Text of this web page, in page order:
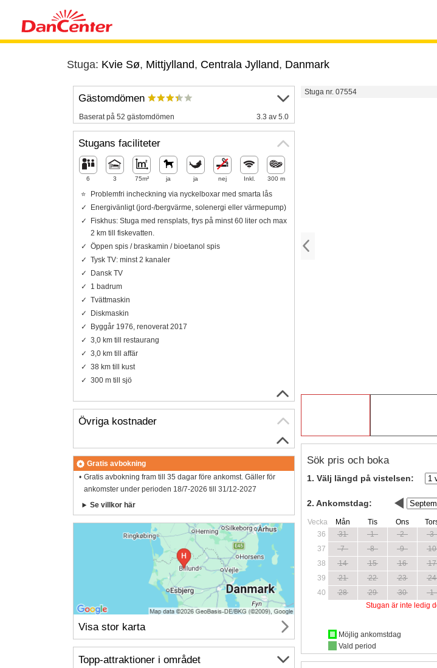
Stuga: Kvie Sø, Mittjylland, Centrala Jylland, Danmark
Stuga nr. 07554
Sök pris och boka
1. Välj längd på vistelsen:
2. Ankomstdag:
Vecka Mån Tis Ons
36
31 1 2 3
37
7 8 9 10
38
14 15 16 17
39
21 22 23 24
40
28 29 30 1
Stugan är inte ledig
Möjlig ankomstdag
Vald period
Gästomdömen
Baserat på 52 gästomdömen 3.3 av 5.0
Stugans faciliteter
6 3 75m² ja ja nej Inkl. 300 m
Problemfri incheckning via nyckelboxar med smarta lås
Energivänligt (jord-/bergvärme, solenergi eller värmepump)
Fiskhus: Stuga med rensplats, frys på minst 60 liter och max
2 km till fiskevatten.
Öppen spis / braskamin / bioetanol spis
Tysk TV: minst 2 kanaler
Dansk TV
1 badrum
Tvättmaskin
Diskmaskin
Byggår 1976, renoverat 2017
3,0 km till restaurang
3,0 km till affär
38 km till kust
300 m till sjö
Övriga kostnader
Gratis avbokning
Gratis avbokning fram till 35 dagar före ankomst. Gäller för
ankomster under perioden 18/7-2026 till 31/12-2027
Se villkor här
Visa stor karta
Topp-attraktioner i området